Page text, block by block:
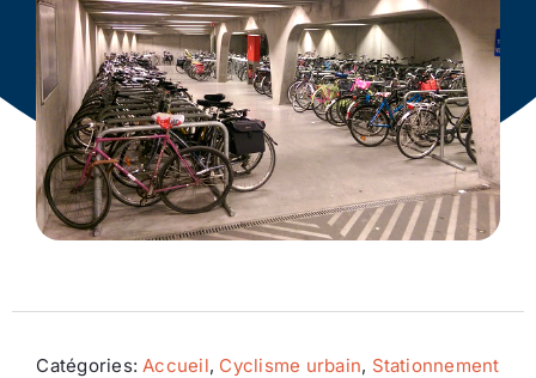
Catégories: Accueil, Cyclisme urbain, Stationnement